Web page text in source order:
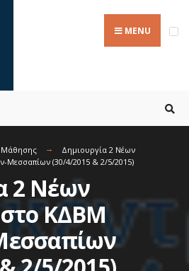
MENU
Μάθησης
Δημιουργία 2 Νέων
(30/4/2015 & 2/5/2015)
2 Νέων
ΚΔΒΜ